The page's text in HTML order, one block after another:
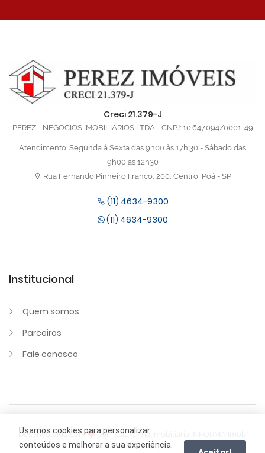
Creci 21.379-J
PEREZ - NEGOCIOS IMOBILIARIOS LTDA - CNPJ: 10.647.094/0001-49
Atendimento: Segunda à Sexta das 9h00 às 17h:30 - Sábado das
9h00 às 12h30
Rua Fernando Pinheiro Franco, 200, Centro, Poá - SP
(11) 4634-9300
(11) 4634-9300
Institucional
Quem somos
Parceiros
Fale conosco
Desenvolvido com por Plataforma Imobiliária INFORMA Imob
Usamos cookies para personalizar
conteúdos e melhorar a sua experiência.